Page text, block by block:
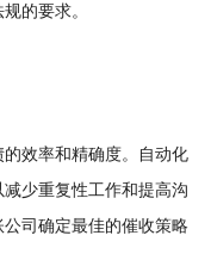
的要求。
效率和精确度。自动化
少重复性工作和提高沟
司确定最佳的催收策略